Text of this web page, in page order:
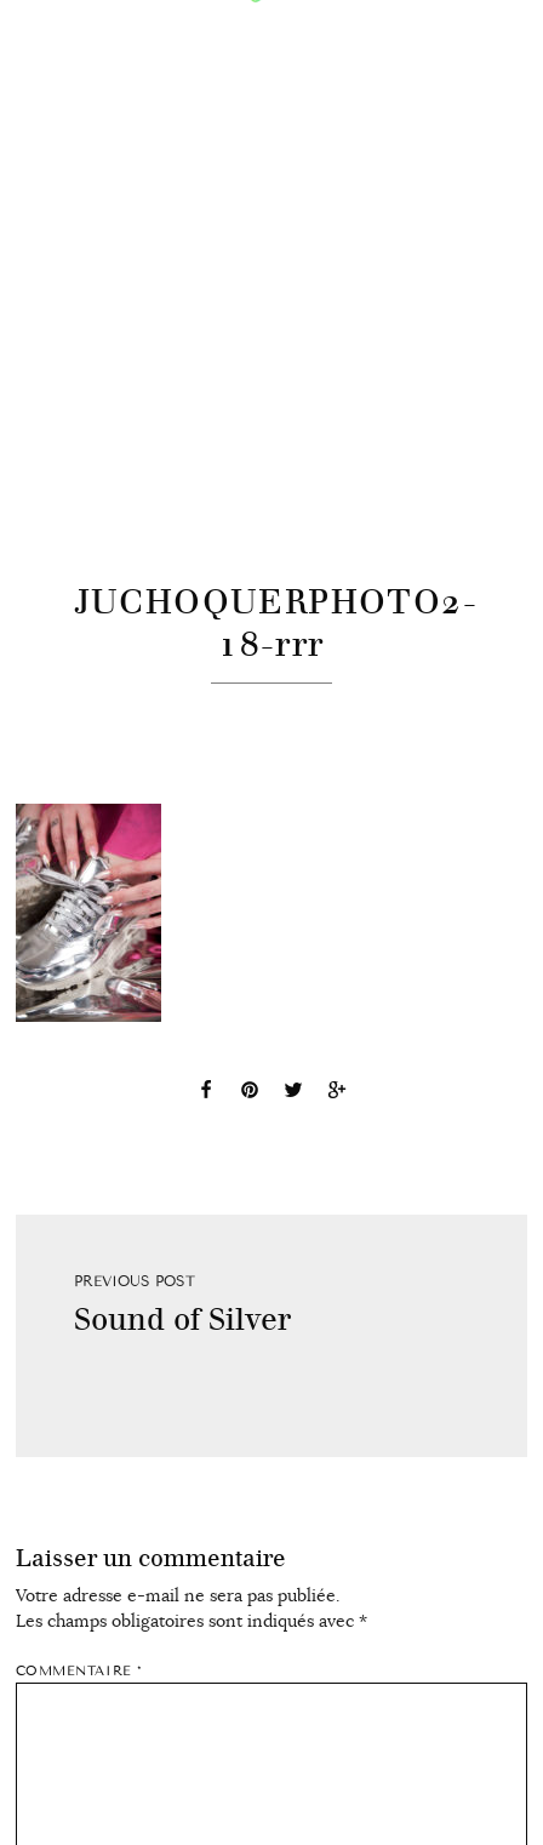
JUCHOQUERPHOTO2-
18-rrr
PREVIOUS POST
Sound of Silver
Laisser un commentaire
Votre adresse e-mail ne sera pas publiée.
Les champs obligatoires sont indiqués avec *
COMMENTAIRE*